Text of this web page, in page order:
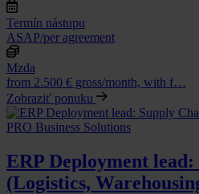
Termín nástupu
ASAP/per agreement
Mzda
from 2.500 € gross/month, with f…
Zobraziť ponuku
ERP Deployment
(Logistics,